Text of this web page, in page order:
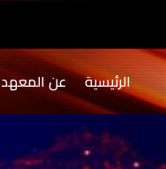
الرئيسية عن المعهد